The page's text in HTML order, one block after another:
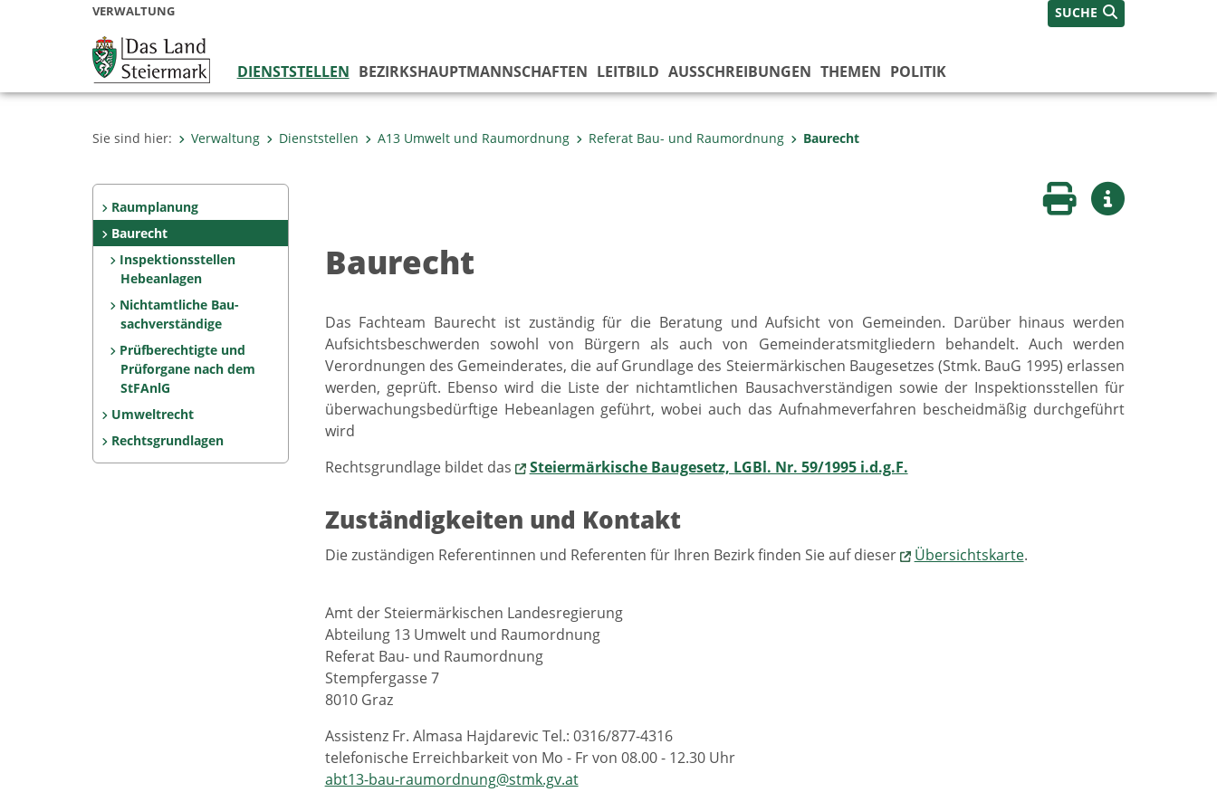
VERWALTUNG SUCHE
DIENSTSTELLEN BEZIRKS­HAUPTMANNSCHAFTEN LEITBILD AUSSCHREIBUNGEN THEMEN POLITIK
Sie sind hier: Verwaltung Dienststellen A13 Umwelt und Raumordnung Referat Bau- und Raumordnung Baurecht
Raumplanung
Baurecht
Inspektionsstellen
Hebeanlagen
Nichtamtliche Bau-
sachverständige
Prüfberechtigte und
Prüforgane nach dem
StFAnlG
Umweltrecht
Rechtsgrundlagen
Seite druckenWeitere Infos
Baurecht
Das Fachteam Baurecht ist zuständig für die Beratung und Aufsicht von Gemeinden. Darüber hinaus werden
Aufsichtsbeschwerden sowohl von Bürgern als auch von Gemeinderatsmitgliedern behandelt. Auch werden
Verordnungen des Gemeinderates, die auf Grundlage des Steiermärkischen Baugesetzes (Stmk. BauG 1995) erlassen
werden, geprüft. Ebenso wird die Liste der nichtamtlichen Bausachverständigen sowie der Inspektionsstellen für
überwachungsbedürftige Hebeanlagen geführt, wobei auch das Aufnahmeverfahren bescheidmäßig durchgeführt
wird
Rechtsgrundlage bildet das
Steiermärkische Baugesetz, LGBl. Nr. 59/1995 i.d.g.F.
Zuständigkeiten und Kontakt
Die zuständigen Referentinnen und Referenten für Ihren Bezirk finden Sie auf dieser Übersichtskarte.
Amt der Steiermärkischen Landesregierung
Abteilung 13 Umwelt und Raumordnung
Referat Bau- und Raumordnung
Stempfergasse 7
8010 Graz
Assistenz Fr. Almasa Hajdarevic Tel.: 0316/877-4316
telefonische Erreichbarkeit von Mo - Fr von 08.00 - 12.30 Uhr
abt13-bau-raumordnung@stmk.gv.at